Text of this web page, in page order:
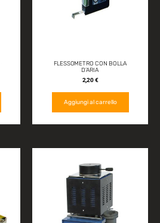
FLESSOMETRO CON BOLLA
D’ARIA
2,20€
Aggiungi al carrello